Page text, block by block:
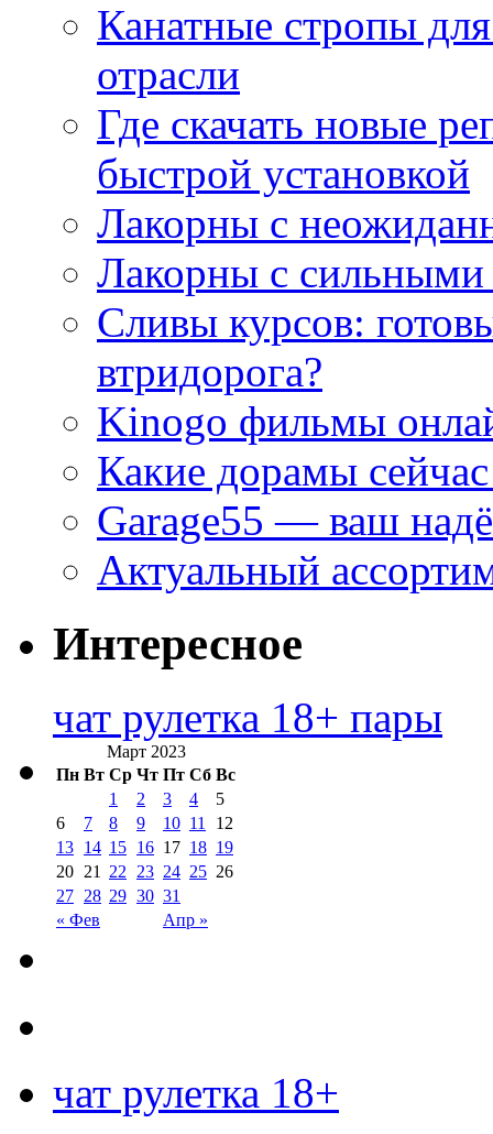
Канатные стропы
отрасли
Где скачать новые
быстрой установкой
Лакорны с
Лакорны с сильными
Сливы курсов:
втридорога?
Kinogo фильмы
Какие дорамы
Garage55 — ваш
Актуальный
Интересное
чат рулетка 18+ пары
Март 2023
Пн Вт Ср Чт Пт Сб Вс
« Фев Апр »
1 2 3 4
5
6
7 8 9 10 11
12
13 14 15 16 17 18 19
20 21 22 23 24 25 26
27 28 29 30 31
чат рулетка 18+